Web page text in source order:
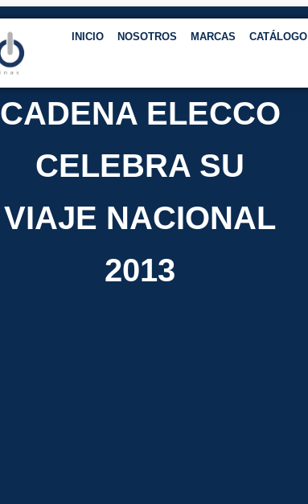
INICIO NOSOTROS MARCAS CATÁLOGO
CADENA ELECCO
CELEBRA SU
VIAJE NACIONAL
2013